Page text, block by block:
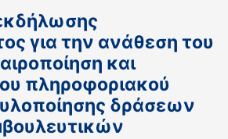
για την ανάθεση του
και
πληροφοριακού
δράσεων